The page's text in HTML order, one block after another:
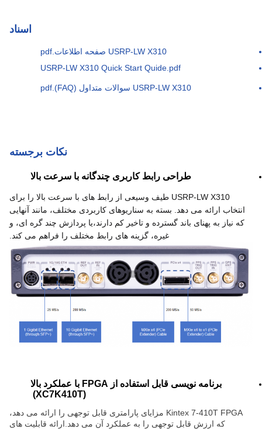
اسناد
USRP-LW X310 صفحه اطلاعات.pdf
USRP-LW X310 Quick Start Quide.pdf
USRP-LW X310 سوالات متداول (FAQ).pdf
نکات برجسته
طراحی رابط کاربری چندگانه با سرعت بالا
USRP-LW X310 طیف وسیعی از رابط های با سرعت بالا را برای
انتخاب ارائه می دهد. بسته به سناریوهای کاربردی مختلف، مانند آنهایی
که نیاز به پهنای باند گسترده و تاخیر کم دارند،یا پردازش چند گره ای، و
غیره، گزینه های رابط مختلف را فراهم می کند.
برنامه نویسی قابل استفاده از FPGA با عملکرد بالا
(
XC7K410T
)
Kintex 7-410T FPGA مزایای پارامتری قابل توجهی را ارائه می دهد،
که ارزش قابل توجهی را به عملکرد آن می دهد.ارائه قابلیت های